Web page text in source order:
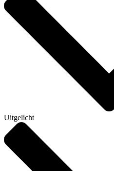
Uitgelicht